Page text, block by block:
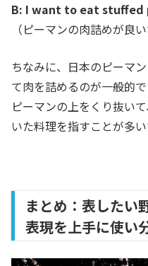
B: I want to eat stuffed
（ピーマンの肉詰めが良い
ちなみに、日本のピーマ
て肉を詰めるのが一般的
ピーマンの上をくり抜い
いた料理を指すことが多い
まとめ：表したい
表現を上手に使い